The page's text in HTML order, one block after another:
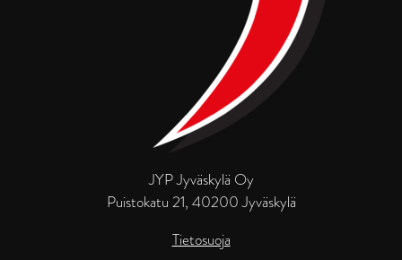
JYP Jyväskylä Oy
Puistokatu 21, 40200 Jyväskylä
Tietosuoja